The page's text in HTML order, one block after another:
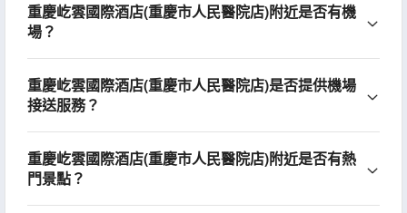
重慶屹雲國際酒店(重慶市人民醫院店)附近是否有機
場？
重慶屹雲國際酒店(重慶市人民醫院店)是否提供機場
接送服務？
重慶屹雲國際酒店(重慶市人民醫院店)附近是否有熱
門景點？